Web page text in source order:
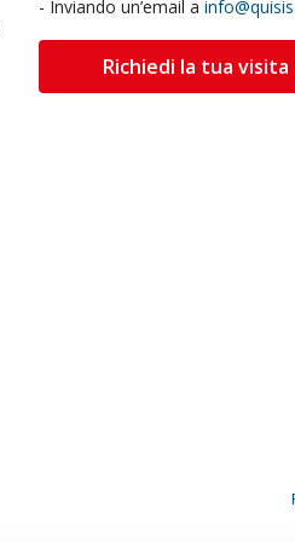
- Inviando un’email a
Richiedi la tua